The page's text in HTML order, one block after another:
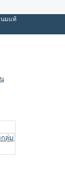
นมแท้
ลุ่ม